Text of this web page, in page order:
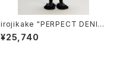
irojikake "PERPECT DENI
M"(BLACK)
¥25,740